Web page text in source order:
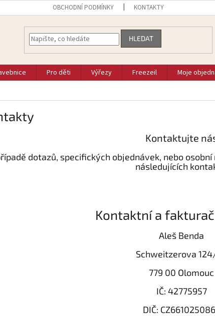
OBCHODNÍ PODMÍNKY KONTAKTY
HLEDAT
Pro děti Výřezy Freezeil
Moje
Kontaktujte
dotazů, specifických objednávek, nebo
následujících
Kontaktní a
Aleš Benda
Schweitzerova
779 00 Olomouc
IČ: 42775957
DIČ: